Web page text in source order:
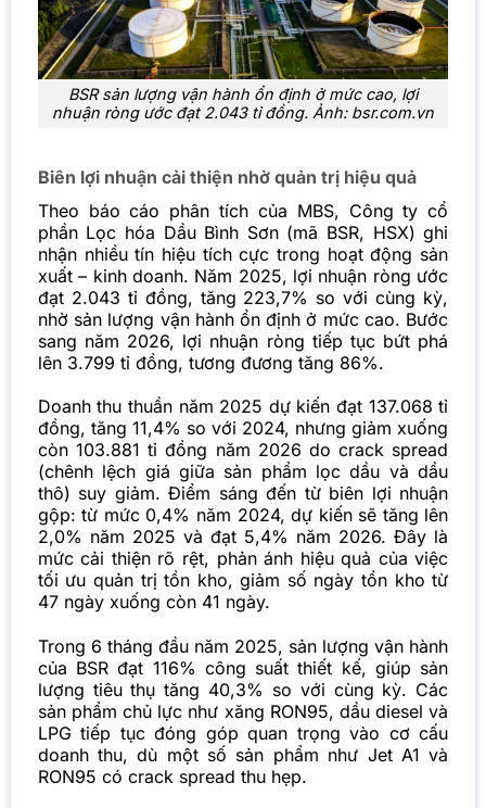
BSR sản lượng vận hành ổn định ở mức cao, lợi
nhuận ròng ước đạt 2.043 tỉ đồng. Ảnh: bsr.com.vn
Biên lợi nhuận cải thiện nhờ quản trị hiệu quả
Theo báo cáo phân tích của MBS, Công ty cổ
phần Lọc hóa Dầu Bình Sơn (mã BSR, HSX) ghi
nhận nhiều tín hiệu tích cực trong hoạt động sản
xuất – kinh doanh. Năm 2025, lợi nhuận ròng ước
đạt 2.043 tỉ đồng, tăng 223,7% so với cùng kỳ,
nhờ sản lượng vận hành ổn định ở mức cao. Bước
sang năm 2026, lợi nhuận ròng tiếp tục bứt phá
lên 3.799 tỉ đồng, tương đương tăng 86%.
Doanh thu thuần năm 2025 dự kiến đạt 137.068 tỉ
đồng, tăng 11,4% so với 2024, nhưng giảm xuống
còn 103.881 tỉ đồng năm 2026 do crack spread
(chênh lệch giá giữa sản phẩm lọc dầu và dầu
thô) suy giảm. Điểm sáng đến từ biên lợi nhuận
gộp: từ mức 0,4% năm 2024, dự kiến sẽ tăng lên
2,0% năm 2025 và đạt 5,4% năm 2026. Đây là
mức cải thiện rõ rệt, phản ánh hiệu quả của việc
tối ưu quản trị tồn kho, giảm số ngày tồn kho từ
47 ngày xuống còn 41 ngày.
Trong 6 tháng đầu năm 2025, sản lượng vận hành
của BSR đạt 116% công suất thiết kế, giúp sản
lượng tiêu thụ tăng 40,3% so với cùng kỳ. Các
sản phẩm chủ lực như xăng RON95, dầu diesel và
LPG tiếp tục đóng góp quan trọng vào cơ cấu
doanh thu, dù một số sản phẩm như Jet A1 và
RON95 có crack spread thu hẹp.